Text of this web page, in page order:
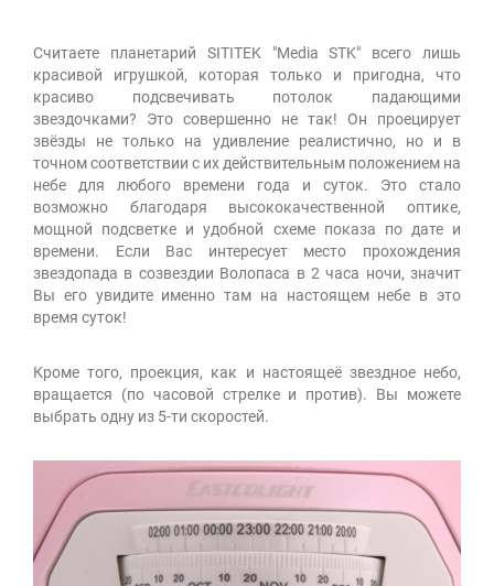
Считаете планетарий SITITEK "Media STK" всего лишь
красивой игрушкой, которая только и пригодна, что
красиво подсвечивать потолок падающими
звездочками? Это совершенно не так! Он проецирует
звёзды не только на удивление реалистично, но и в
точном соответствии с их действительным положением на
небе для любого времени года и суток. Это стало
возможно благодаря высококачественной оптике,
мощной подсветке и удобной схеме показа по дате и
времени. Если Вас интересует место прохождения
звездопада в созвездии Волопаса в 2 часа ночи, значит
Вы его увидите именно там на настоящем небе в это
время суток!
Кроме того, проекция, как и настоящеё звездное небо,
вращается (по часовой стрелке и против). Вы можете
выбрать одну из 5-ти скоростей.